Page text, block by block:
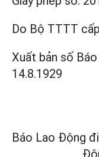
Do Bộ TTTT cấp
Xuất bản số
14.8.1929
Báo Lao Động